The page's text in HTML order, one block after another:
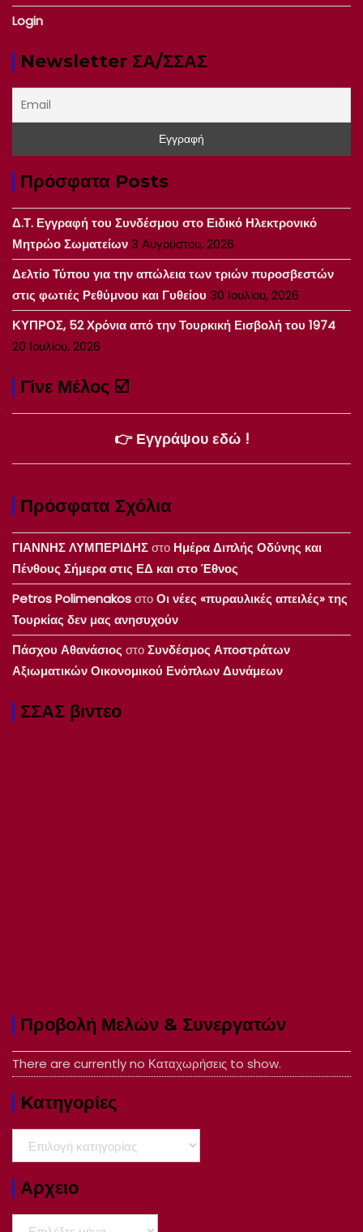
Login
Newsletter ΣΑ/ΣΣΑΣ
Πρόσφατα Posts
Δ.Τ. Εγγραφή του Συνδέσμου στο Ειδικό Ηλεκτρονικό
Μητρώο Σωματείων3 Αυγούστου, 2026
Δελτίο Τύπου για την απώλεια των τριών πυροσβεστών
στις φωτιές Ρεθύμνου και Γυθείου 30 Ιουλίου, 2026
ΚΥΠΡΟΣ, 52 Χρόνια από την Τουρκική Εισβολή του 1974
20 Ιουλίου, 2026
Γίνε Μέλος ☑️
👉 Εγγράψου εδώ !
Πρόσφατα Σχόλια
ΓΙΑΝΝΗΣ ΛΥΜΠΕΡΙΔΗΣστο Ημέρα Διπλής Οδύνης και
Πένθους Σήμερα στις ΕΔ και στο Έθνος
Petros PolimenakosστοΟι νέες «πυραυλικές απειλές» της
Τουρκίας δεν μας ανησυχούν
Πάσχου Αθανάσιος στοΣυνδέσμος Αποστράτων
Αξιωματικών Οικονομικού Ενόπλων Δυνάμεων
ΣΣΑΣ βιντεο
Προβολή Μελών & Συνεργατών
There are currently no Καταχωρήσεις to show.
Kατηγορίες
Αρχειο